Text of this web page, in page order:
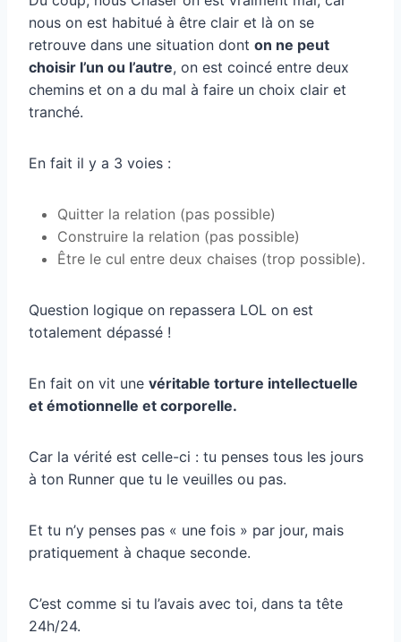
nous on est habitué à être clair et là on se
retrouve dans une situation dont on ne peut
choisir l’un ou l’autre, on est coincé entre deux
chemins et on a du mal à faire un choix clair et
tranché.
En fait il y a 3 voies :
Quitter la relation (pas possible)
Construire la relation (pas possible)
Être le cul entre deux chaises (trop possible).
Question logique on repassera LOL on est
totalement dépassé !
En fait on vit une véritable torture intellectuelle
et émotionnelle et corporelle.
Car la vérité est celle-ci : tu penses tous les jours
à ton Runner que tu le veuilles ou pas.
Et tu n’y penses pas « une fois » par jour, mais
pratiquement à chaque seconde.
C’est comme si tu l’avais avec toi, dans ta tête
24h/24.